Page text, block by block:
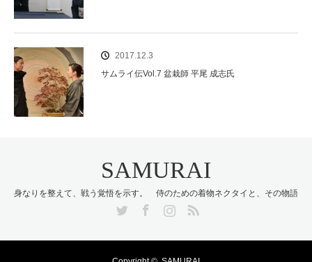
2017.12.3
サムライ伝Vol.7 盆栽師 平尾 成志氏
SAMURAI
身なりを整えて、戦う覚悟を示す。 侍のための着物ネクタイと、その物語